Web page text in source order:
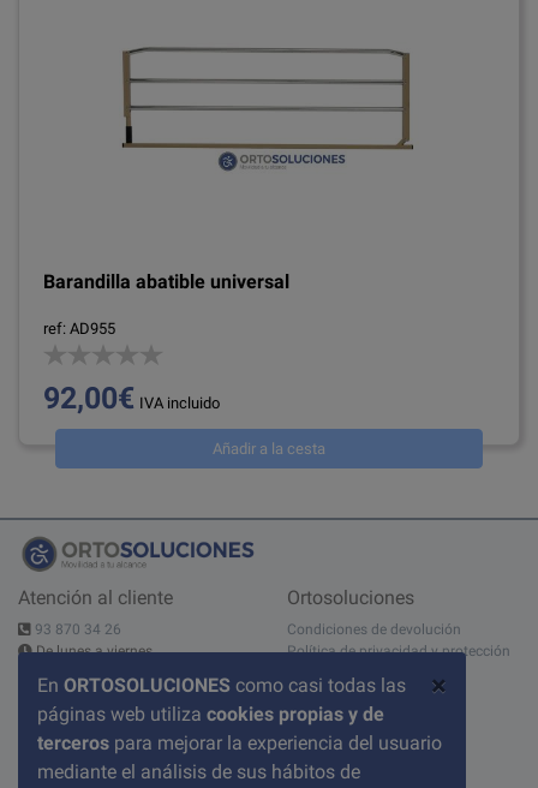
×
En ORTOSOLUCIONES como casi todas las
páginas web utiliza cookies propias y de
terceros para mejorar la experiencia del usuario
mediante el análisis de sus hábitos de
Barandilla abatible universal
ref: AD955
92,00€ IVA incluido
Añadir a la cesta
Atención al cliente
93 870 34 26
De lunes a viernes
Contáctanos
C/ del Pont nº 17, 1A
08520 Les Franqueses del Valles
Ortosoluciones
Condiciones de devolución
Política de privacidad y protección
Aviso legal
Condiciones de compra
Sobre nosotros
Preguntas frecuentes